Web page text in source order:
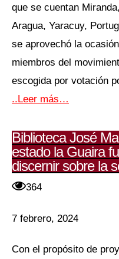
que se cuentan
Aragua, Yaracuy,
se aprovechó la
miembros del
escogida por votación
..Leer más…
Biblioteca José
estado la Guaira
discernir sobre la
364
7 febrero, 2024
Con el propósito de